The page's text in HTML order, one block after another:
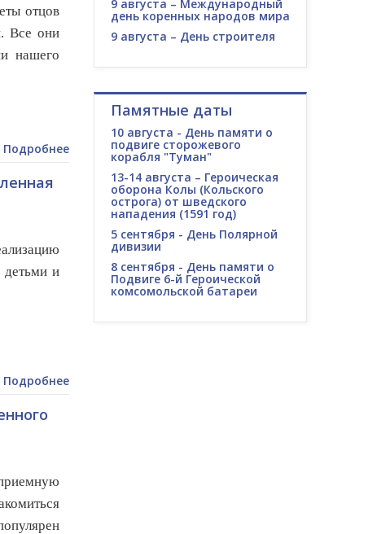
отцов
Все они
нашего
Подробнее
детьми и
Подробнее
9 августа – Международный
день коренных народов мира
9 августа – День строителя
Памятные даты
10 августа - День памяти о
подвиге сторожевого
корабля "Туман"
13-14 августа – Героическая
оборона Колы (Кольского
острога) от шведского
нападения (1591 год)
5 сентября - День Полярной
дивизии
8 сентября - День памяти о
Подвиге 6-й Героической
комсомольской батареи